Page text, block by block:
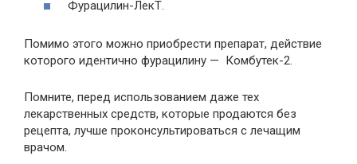
Фурацилин-ЛекТ.
Помимо этого можно приобрести препарат, действие
которого идентично фурацилину — Комбутек-2.
Помните, перед использованием даже тех
лекарственных средств, которые продаются без
рецепта, лучше проконсультироваться с лечащим
врачом.